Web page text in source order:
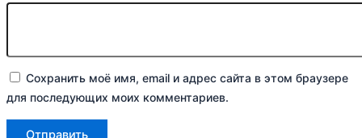
Сохранить моё имя, email и адрес сайта в этом браузере
для последующих моих комментариев.